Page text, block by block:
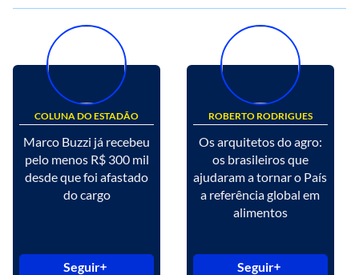
COLUNA DO ESTADÃO
Marco Buzzi já recebeu
pelo menos R$ 300 mil
desde que foi afastado
do cargo
Seguir
ROBERTO RODRIGUES
Os arquitetos do agro:
os brasileiros que
ajudaram a tornar o País
a referência global em
alimentos
Seguir